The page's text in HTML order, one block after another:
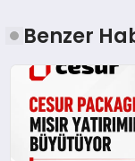
Benzer